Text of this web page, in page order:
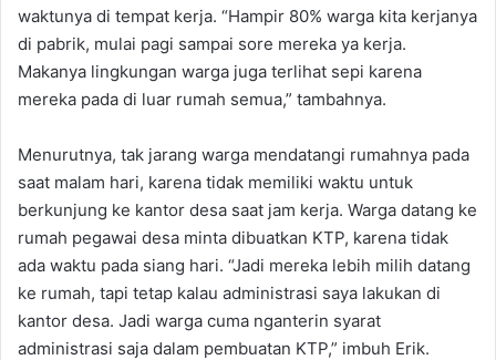
waktunya di tempat kerja. “Hampir 80% warga kita kerjanya
di pabrik, mulai pagi sampai sore mereka ya kerja.
Makanya lingkungan warga juga terlihat sepi karena
mereka pada di luar rumah semua,” tambahnya.
Menurutnya, tak jarang warga mendatangi rumahnya pada
saat malam hari, karena tidak memiliki waktu untuk
berkunjung ke kantor desa saat jam kerja. Warga datang ke
rumah pegawai desa minta dibuatkan KTP, karena tidak
ada waktu pada siang hari. “Jadi mereka lebih milih datang
ke rumah, tapi tetap kalau administrasi saya lakukan di
kantor desa. Jadi warga cuma nganterin syarat
administrasi saja dalam pembuatan KTP,” imbuh Erik.